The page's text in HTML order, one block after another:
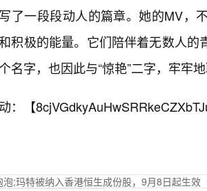
了一段段动人的篇章。她的MV，
积极的能量。它们陪伴着无数人
名字，也因此与“惊艳”二字，牢牢
：【
泡;玛特被纳入香港恒生成份股，9月8日起生效